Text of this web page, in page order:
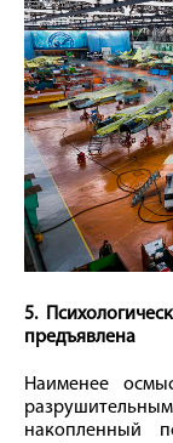
5.
предъявлена
Наименее
накопленный